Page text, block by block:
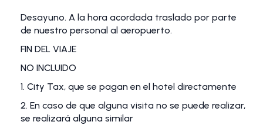
Desayuno. A la hora acordada traslado por parte
de nuestro personal al aeropuerto.
FIN DEL VIAJE
NO INCLUIDO
1. City Tax, que se pagan en el hotel directamente
2. En caso de que alguna visita no se puede realizar,
se realizará alguna similar